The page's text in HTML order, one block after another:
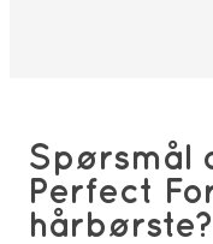
Spørsmål
Perfect
hårbørste?